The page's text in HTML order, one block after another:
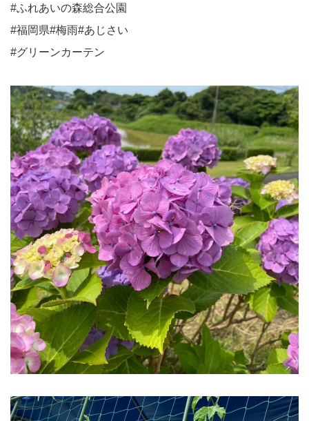
#ふれあいの森総合公園⁡⁡⁡
#福岡県#梅雨#あじさい
#グリーンカーテン